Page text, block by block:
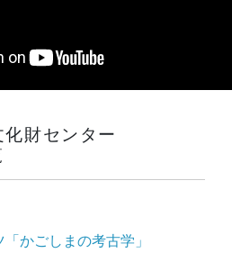
財センター
かごしまの考古学」